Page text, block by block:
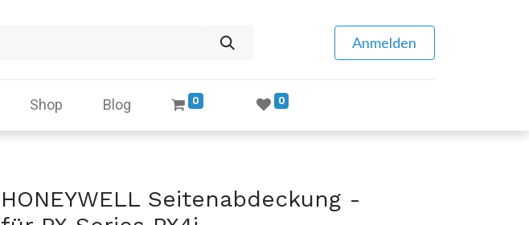
Anmelden
Shop Blog 0 0
HONEYWELL Seitenabdeckung -